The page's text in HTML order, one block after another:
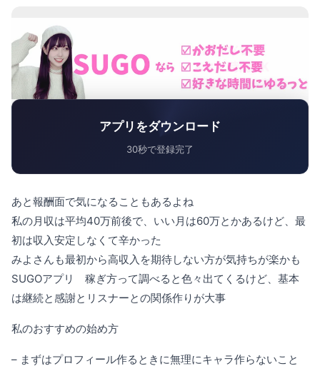
アプリをダウンロード
30秒で登録完了
あと報酬面で気になることもあるよね
私の月収は平均40万前後で、いい月は60万とかあるけど、最
初は収入安定しなくて辛かった
みよさんも最初から高収入を期待しない方が気持ちが楽かも
SUGOアプリ 稼ぎ方って調べると色々出てくるけど、基本
は継続と感謝とリスナーとの関係作りが大事
私のおすすめの始め方
– まずはプロフィール作るときに無理にキャラ作らないこと